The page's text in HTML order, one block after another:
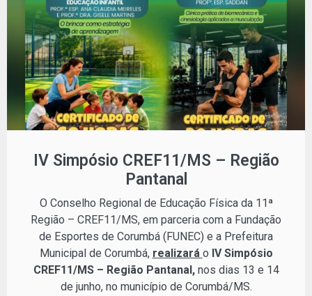
IV Simpósio CREF11/MS – Região
Pantanal
O Conselho Regional de Educação Física da 11ª
Região – CREF11/MS, em parceria com a Fundação
de Esportes de Corumbá (FUNEC) e a Prefeitura
Municipal de Corumbá, realizará o IV Simpósio
CREF11/MS – Região Pantanal,nos dias 13 e 14
de junho, no município de Corumbá/MS.